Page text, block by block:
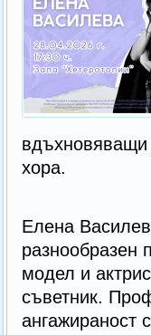
вдъхновяващи
хора.
Елена
разнообразен
модел и
съветник.
ангажираност